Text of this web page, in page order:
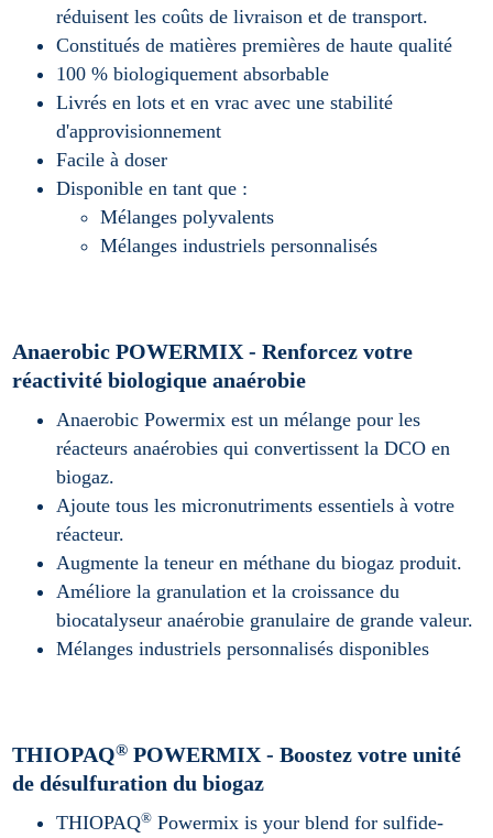
réduisent les coûts de livraison et de transport.
Constitués de matières premières de haute qualité
100 % biologiquement absorbable
Livrés en lots et en vrac avec une stabilité
d'approvisionnement
Facile à doser
Disponible en tant que :
Mélanges polyvalents
Mélanges industriels personnalisés
Anaerobic POWERMIX - Renforcez votre
réactivité biologique anaérobie
Anaerobic Powermix est un mélange pour les
réacteurs anaérobies qui convertissent la DCO en
biogaz.
Ajoute tous les micronutriments essentiels à votre
réacteur.
Augmente la teneur en méthane du biogaz produit.
Améliore la granulation et la croissance du
biocatalyseur anaérobie granulaire de grande valeur.
Mélanges industriels personnalisés disponibles
THIOPAQ® POWERMIX - Boostez votre unité
de désulfuration du biogaz
THIOPAQ® Powermix is your blend for sulfide-